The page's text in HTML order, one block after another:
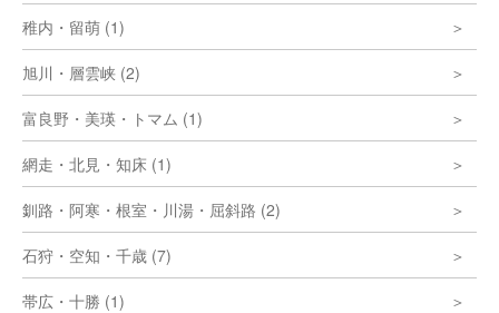
稚内・留萌 (1)
旭川・層雲峡 (2)
富良野・美瑛・トマム (1)
網走・北見・知床 (1)
釧路・阿寒・根室・川湯・屈斜路 (2)
石狩・空知・千歳 (7)
帯広・十勝 (1)